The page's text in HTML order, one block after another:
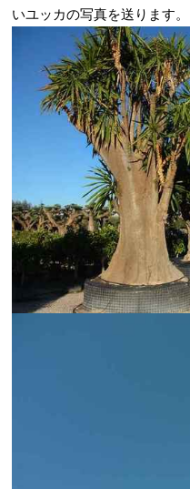
いユッカの写真を送ります。